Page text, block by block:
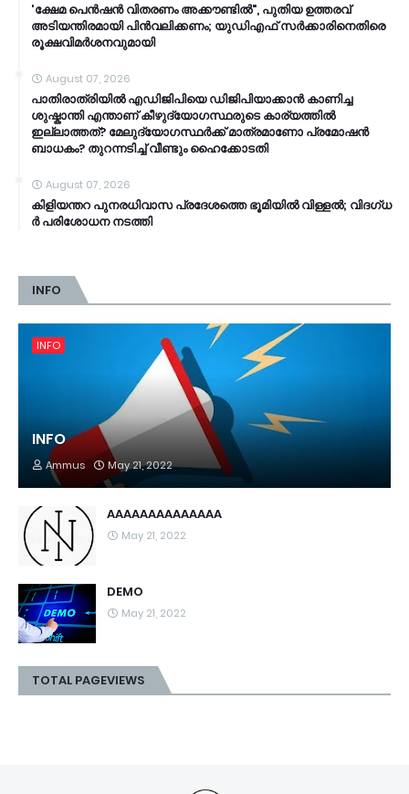
'ക്ഷേമ പെൻഷൻ വിതരണം അക്കൗണ്ടിൽ", പുതിയ ഉത്തരവ്
അടിയന്തിരമായി പിൻവലിക്കണം; യുഡിഎഫ് സർക്കാരിനെതിരെ
രൂക്ഷവിമർശനവുമായി
August 07, 2026
പാതിരാത്രിയിൽ എഡിജിപിയെ ഡിജിപിയാക്കാൻ കാണിച്ച
ശുഷ്കാന്തി എന്താണ് കീഴുദ്യോഗസ്ഥരുടെ കാര്യത്തിൽ
ഇല്ലാത്തത്? മേലുദ്യോഗസ്ഥർക്ക് മാത്രമാണോ പ്രമോഷൻ
ബാധകം? തുറന്നടിച്ച് വീണ്ടും ഹൈക്കോടതി
August 07, 2026
കി​ളി​യ​ന്ത​റ പു​ന​ര​ധി​വാ​സ പ്രദേശത്തെ ഭൂ​മി​യി​ൽ വി​ള്ള​ൽ; വി​ദ​ഗ്ധ​
ർ പ​രി​ശോ​ധ​ന ന​ട​ത്തി
INFO
INFO
INFO
Ammus May 21, 2022
AAAAAAAAAAAAAA
May 21, 2022
DEMO
May 21, 2022
TOTAL PAGEVIEWS